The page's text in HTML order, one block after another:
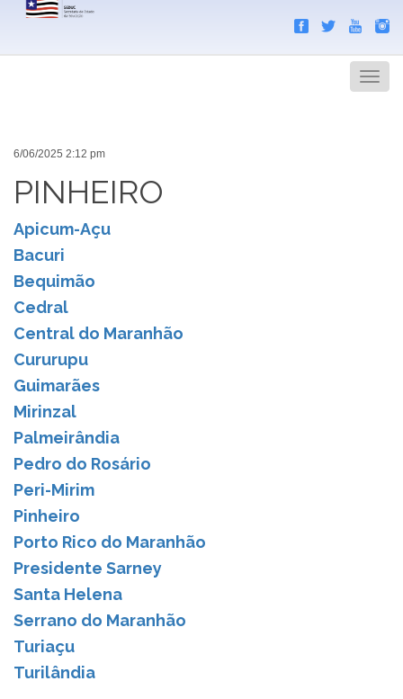
Menu
6/06/2025 2:12 pm
PINHEIRO
Apicum-Açu
Bacuri
Bequimão
Cedral
Central do Maranhão
Cururupu
Guimarães
Mirinzal
Palmeirândia
Pedro do Rosário
Peri-Mirim
Pinheiro
Porto Rico do Maranhão
Presidente Sarney
Santa Helena
Serrano do Maranhão
Turiaçu
Turilândia